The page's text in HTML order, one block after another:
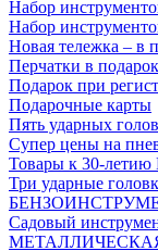
Набор
Набор
Новая тележка – в
Перчатки в
Подарок при
Подарочные карты
Пять ударных
Супер цены на
Товары к 30-летию
Три ударные
Садовый